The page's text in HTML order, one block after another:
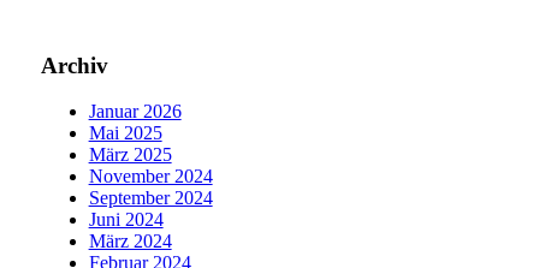
Archiv
Januar 2026
Mai 2025
März 2025
November 2024
September 2024
Juni 2024
März 2024
Februar 2024